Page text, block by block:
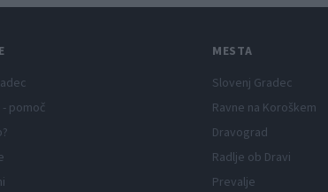
pomoč
MESTA
Slovenj Gradec
Ravne na Koroškem
Dravograd
Radlje ob Dravi
Prevalje